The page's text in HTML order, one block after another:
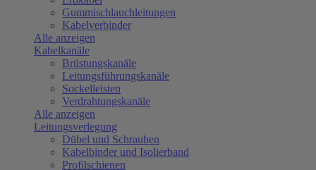
Gummischlauchleitungen
Kabelverbinder
Alle anzeigen
Kabelkanäle
Brüstungskanäle
Leitungsführungskanäle
Sockelleisten
Verdrahtungskanäle
Alle anzeigen
Leitungsverlegung
Dübel und Schrauben
Kabelbinder und Isolierband
Profilschienen